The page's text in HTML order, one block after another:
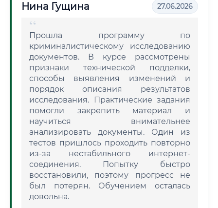
Нина Гущина 27.06.2026
Прошла программу по
криминалистическому исследованию
документов. В курсе рассмотрены
признаки технической подделки,
способы выявления изменений и
порядок описания результатов
исследования. Практические задания
помогли закрепить материал и
научиться внимательнее
анализировать документы. Один из
тестов пришлось проходить повторно
из-за нестабильного интернет-
соединения. Попытку быстро
восстановили, поэтому прогресс не
был потерян. Обучением осталась
довольна.